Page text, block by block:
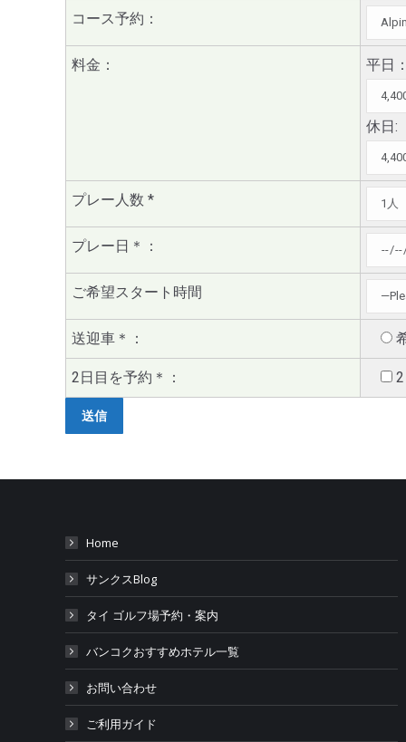
コース予約：
料金： 平日
休日:
プレー人数 *
プレー日 ＊ ：
ご希望スタート時間
送迎車 ＊ ：
2日目を予約 ＊ ：
Home
サンクスBlog
タイ ゴルフ場予約・案内
バンコクおすすめホテル一覧
お問い合わせ
ご利用ガイド